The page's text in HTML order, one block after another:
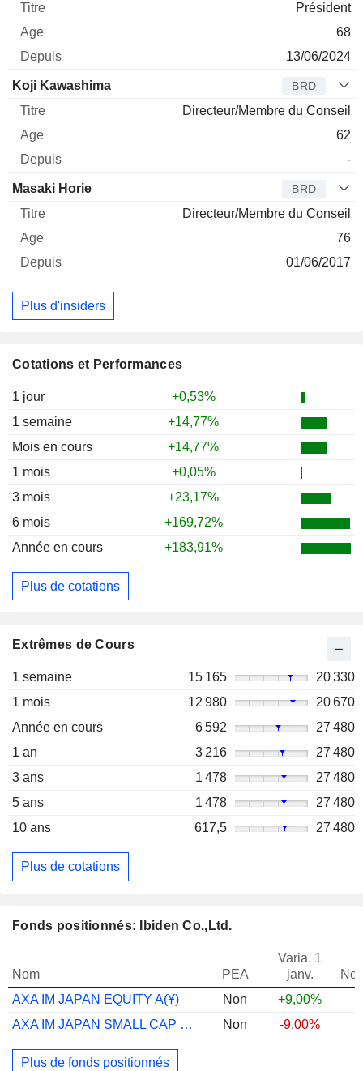
Cotations et Performances
1 jour
+0,53%
1 semaine
+14,77%
Mois en cours
+14,77%
1 mois
+0,05%
3 mois
+23,17%
6 mois
+169,72%
Année en cours
+183,91%
Plus de cotations
Extrêmes de Cours
1 semaine 15 165
20 330
1 mois
12 980
20 670
Année en cours
6 592
27 480
1 an
3 216
27 480
3 ans
1 478
27 480
5 ans
1 478
27 480
10 ans
617,5 27 480
Plus de cotations
Président
68
13/06/2024
Koji Kawashima BRD
Directeur/Membre du Conseil
62
-
Masaki Horie BRD
Directeur/Membre du Conseil
76
01/06/2017
Plus d'insiders
Fonds positionnés: Ibiden Co.,Ltd.
Nom PEA
Varia. 1
janv.
AXA IM JAPAN EQUITY A(¥)
Non
+9,00%
AXA IM JAPAN SMALL CAP EQUITY B JPY
Non -9,00%
Plus de fonds positionnés